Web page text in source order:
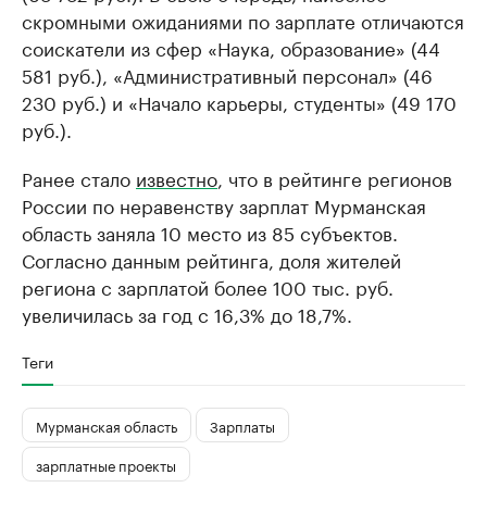
скромными ожиданиями по зарплате отличаются
соискатели из сфер «Наука, образование» (44
581 руб.), «Административный персонал» (46
230 руб.) и «Начало карьеры, студенты» (49 170
руб.).
Ранее стало известно, что в рейтинге регионов
России по неравенству зарплат Мурманская
область заняла 10 место из 85 субъектов.
Согласно данным рейтинга, доля жителей
региона с зарплатой более 100 тыс. руб.
увеличилась за год с 16,3% до 18,7%.
Теги
Мурманская область
Зарплаты
зарплатные проекты